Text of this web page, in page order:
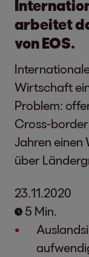
arbeitet
von EOS.
Wirtschaft
Problem:
Cross-
Jahren einen
über
23.11.2020
5 Min.